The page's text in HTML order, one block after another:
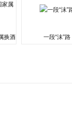
换酒
一段“沫”路